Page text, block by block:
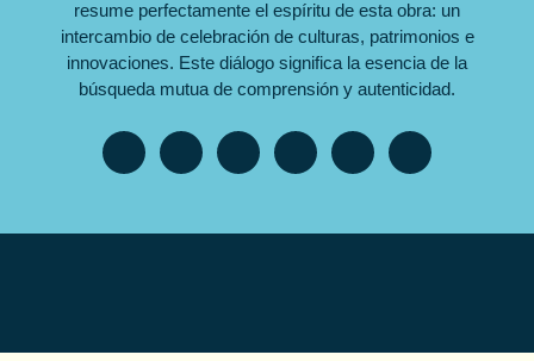
resume perfectamente el espíritu de esta obra: un
intercambio de celebración de culturas, patrimonios e
innovaciones. Este diálogo significa la esencia de la
búsqueda mutua de comprensión y autenticidad.